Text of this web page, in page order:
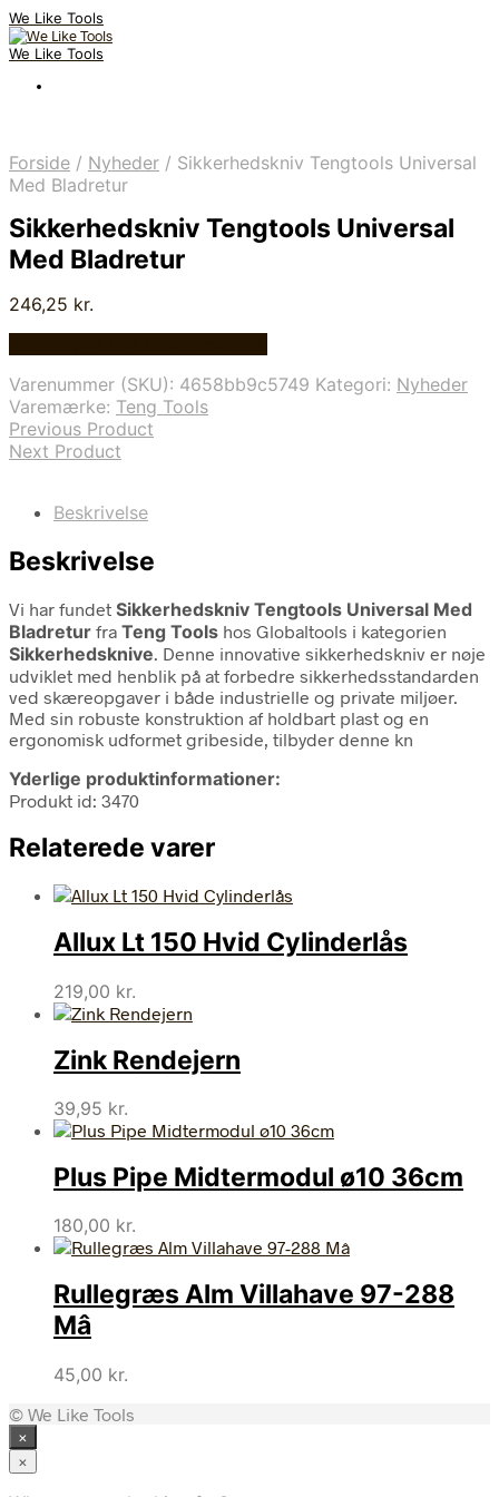
We Like Tools
We Like Tools
Forside / Nyheder / Sikkerhedskniv Tengtools Universal
Med Bladretur
Sikkerhedskniv Tengtools Universal
Med Bladretur
246,25 kr.
Varenummer (SKU): 4658bb9c5749 Kategori: Nyheder
Varemærke: Teng Tools
Previous Product
Next Product
Beskrivelse
Beskrivelse
Vi har fundet Sikkerhedskniv Tengtools Universal Med
Bladretur fra Teng Tools hos Globaltools i kategorien
Sikkerhedsknive. Denne innovative sikkerhedskniv er nøje
udviklet med henblik på at forbedre sikkerhedsstandarden
ved skæreopgaver i både industrielle og private miljøer.
Med sin robuste konstruktion af holdbart plast og en
ergonomisk udformet gribeside, tilbyder denne kn
Yderlige produktinformationer:
Produkt id: 3470
Relaterede varer
Allux Lt 150 Hvid Cylinderlås
219,00 kr.
Zink Rendejern
39,95 kr.
Plus Pipe Midtermodul ø10 36cm
180,00 kr.
Rullegræs Alm Villahave 97-288
Mâ
45,00 kr.
© We Like Tools
×
×